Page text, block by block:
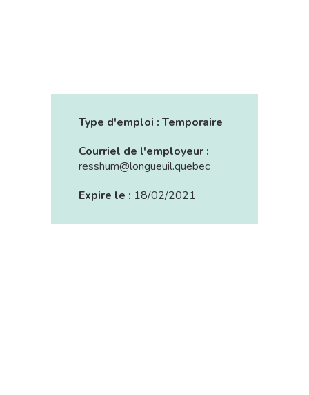
Type d'emploi : Temporaire
Courriel de l'employeur :
resshum@longueuil.quebec
Expire le : 18/02/2021